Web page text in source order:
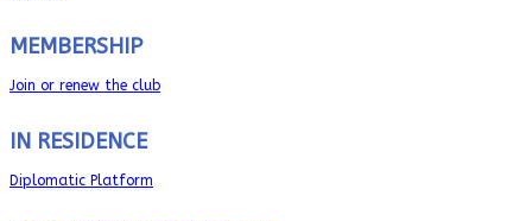
MEMBERSHIP
Join or renew the club
IN RESIDENCE
Diplomatic Platform